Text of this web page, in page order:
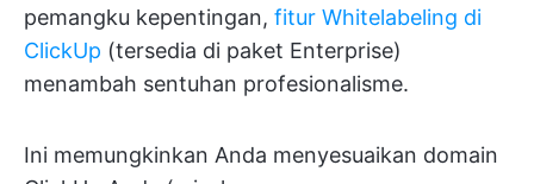
pemangku kepentingan, fitur Whitelabeling di
ClickUp (tersedia di paket Enterprise)
menambah sentuhan profesionalisme.
Ini memungkinkan Anda menyesuaikan domain